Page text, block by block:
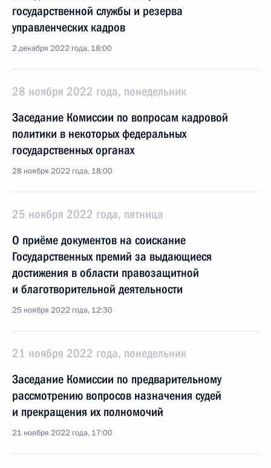
государственной службы и резерва
управленческих кадров
2 декабря 2022 года, 18:00
28 ноября 2022 года, понедельник
Заседание Комиссии по вопросам кадровой
политики в некоторых федеральных
государственных органах
28 ноября 2022 года, 18:00
25 ноября 2022 года, пятница
О приёме документов на соискание
Государственных премий за выдающиеся
достижения в области правозащитной
и благотворительной деятельности
25 ноября 2022 года, 12:30
21 ноября 2022 года, понедельник
Заседание Комиссии по предварительному
рассмотрению вопросов назначения судей
и прекращения их полномочий
21 ноября 2022 года, 17:00